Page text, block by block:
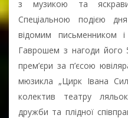
з музикою та
Спеціальною подією
відомим письменником
Гаврошем з нагоди його
прем’єри за п’єсою
мюзикла „Цирк Івана
колектив театру
дружби та плідної